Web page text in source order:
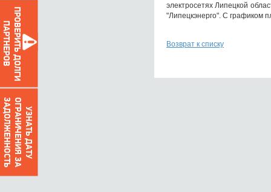
электросетях Липецкой
"Липецкэнерго". С графиком
Возврат к списку
ПРОВЕРИТЬ ДОЛГИ
ПАРТНЕРОВ
УЗНАТЬ ДАТУ
О
Г
Р
А
Н
И
Ч
Е
Н
И
Я
З
А
З
А
Д
О
Л
Ж
Е
Н
Н
О
С
Т
Ь